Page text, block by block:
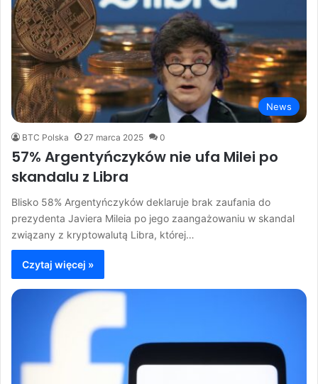
News
BTC Polska 27 marca 2025 0
57% Argentyńczyków nie ufa Milei po
skandalu z Libra
Blisko 58% Argentyńczyków deklaruje brak zaufania do
prezydenta Javiera Mileia po jego zaangażowaniu w skandal
związany z kryptowalutą Libra, której…
Czytaj więcej »